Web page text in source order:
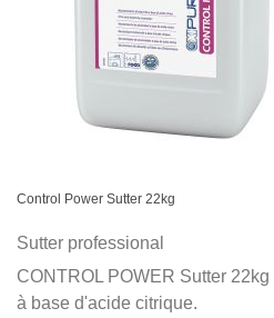
Control Power Sutter 22kg
Sutter professional
CONTROL POWER Sutter
à base d'acide citrique.